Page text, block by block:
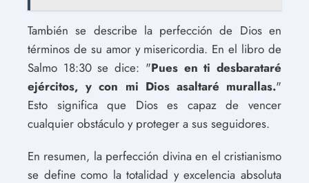
También se describe la perfección de Dios en
términos de su amor y misericordia. En el libro de
Salmo 18:30 se dice: "Pues en ti desbarataré
ejércitos, y con mi Dios asaltaré murallas."
Esto significa que Dios es capaz de vencer
cualquier obstáculo y proteger a sus seguidores.
En resumen, la perfección divina en el cristianismo
se define como la totalidad y excelencia absoluta